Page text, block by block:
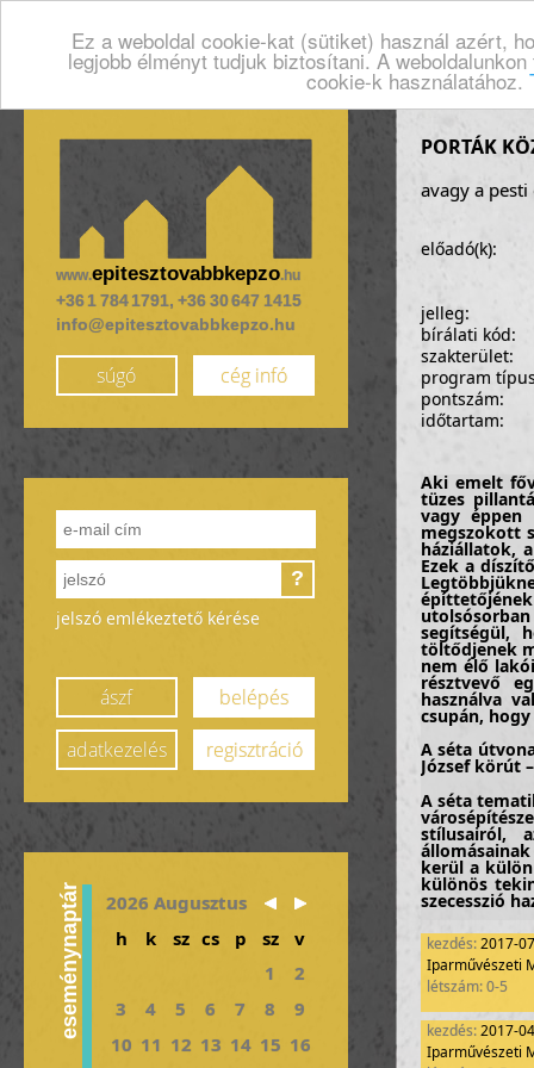
Ez a weboldal cookie-kat (sütiket) használ azért,
legjobb élményt tudjuk biztosítani. A
cookie-k használatához.
www.epitesztovabbkepzo.hu
+36 1 784 1791, +36 30 647 1415
info@epitesztovabbkepzo.hu
súgó cég infó
?
jelszó emlékeztető kérése
ászf
belépés
adatkezelés
regisztráció
eseménynaptár
2026 Augusztus
h
k sz cs p sz
v
1
2
3
4 5 6 7 8
9
10 11 12 13 14 15 16
PORTÁK
avagy a
előadó(k):
jelleg:
bírálati kód:
szakterület:
program
pontszám:
időtartam:
Aki emelt
tüzes
vagy
megszokott
háziállatok,
Ezek a
építtetőjének
segítségül,
töltődjenek
nem élő
résztvevő
használva
csupán,
A séta
József körút
A séta
stílusairól,
kerül a
különös
szecesszió
A séta
szemügyre
építész,
A mai pesti
nagykörút
kezdés:2017-
Iparművészeti
létszám: 0-5
kezdés:2017-
Iparművészeti